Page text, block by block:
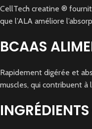
CellTech creatine ®
que l’ALA améliore
BCAAS
Rapidement digérée et
muscles, qui contribuent à
INGRÉDIENTS